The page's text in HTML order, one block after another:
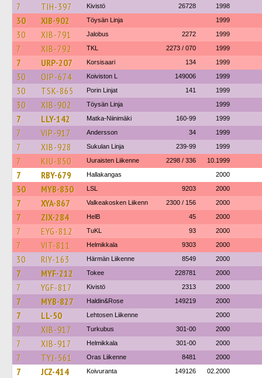
7 TIH-397 Kivistö 26728 1998
30 XIB-902 Töysän Linja 1999
30 XIB-791 Jalobus 2272 1999
7 XIB-792 TKL 2273 / 070 1999
7 URP-207 Korsisaari 134 1999
30 OIP-674 Koiviston L 149006 1999
30 TSK-865 Porin Linjat 141 1999
30 XIB-902 Töysän Linja 1999
7 LLY-142 Matka-Niinimäki 160-99 1999
7 VIP-917 Andersson 34 1999
7 XIB-928 Sukulan Linja 239-99 1999
7 KIU-850 Uuraisten Liikenne 2298 / 336 10.1999
7 RBY-679 Hallakangas 2000
30 MYB-830 LSL 9203 2000
7 XYA-867 Valkeakosken Liikenn 2300 / 156 2000
7 ZIX-284 HelB 45 2000
7 EYG-812 TuKL 93 2000
7 VIT-811 Helmikkala 9303 2000
30 RIY-163 Härmän Liikenne 8549 2000
7 MYF-212 Tokee 228781 2000
7 YGF-817 Kivistö 2313 2000
7 MYB-827 Haldin&Rose 149219 2000
7 LL-50 Lehtosen Liikenne 2000
7 XIB-917 Turkubus 301-00 2000
7 XIB-917 Helmikkala 301-00 2000
7 TYJ-561 Oras Liikenne 8481 2000
7 JCZ-414 Koivuranta 149126 02.2000